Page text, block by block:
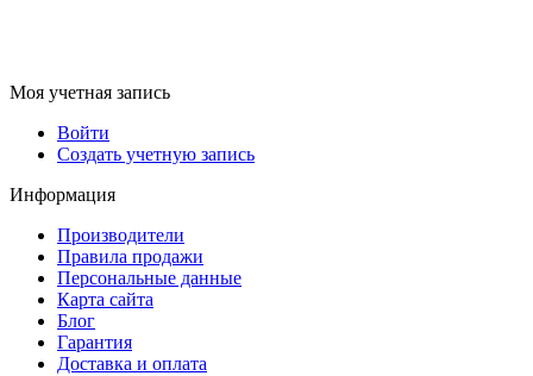
Моя учетная запись
Войти
Создать учетную запись
Информация
Производители
Правила продажи
Персональные данные
Карта сайта
Блог
Гарантия
Доставка и оплата